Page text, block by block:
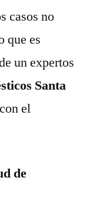
casos no
que es
un expertos
Santa
el
de